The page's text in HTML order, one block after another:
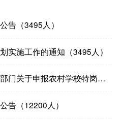
告（3495人）
实施工作的通知（3495人）
2024年河南省教育厅等五部门关于申报农村学校特岗教师和地方公费师范生培养需求计划的通知
告（12200人）